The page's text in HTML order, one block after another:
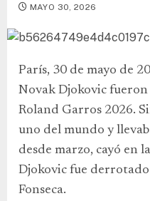
MAYO 30, 2026
París, 30 de mayo de
Novak Djokovic
Roland Garros 2026.
uno del mundo y
desde marzo, cayó en
Djokovic fue
Fonseca.